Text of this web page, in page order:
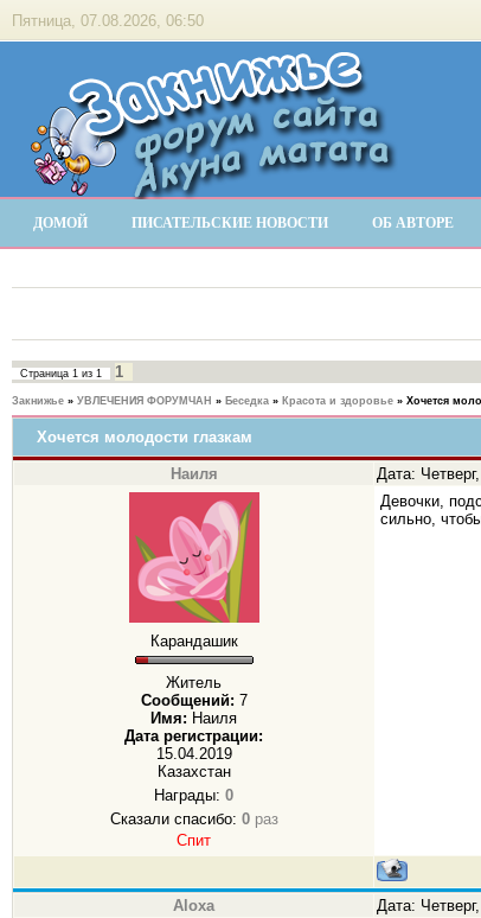
Пятница, 07.08.2026, 06:50
ДОМОЙ ПИСАТЕЛЬСКИЕ НОВОСТИ ОБ АВТОРЕ
Страница 1 из 1 1
Закнижье » УВЛЕЧЕНИЯ ФОРУМЧАН » Беседка » Красота и здоровье » Хочется
Хочется молодости глазкам
Наиля Дата:
Карандашик
Житель
Сообщений: 7
Имя: Наиля
Дата регистрации:
15.04.2019
Казахстан
Награды: 0
Сказали спасибо: 0раз
Спит
Девочки,
сильно,
Aloxa Дата: